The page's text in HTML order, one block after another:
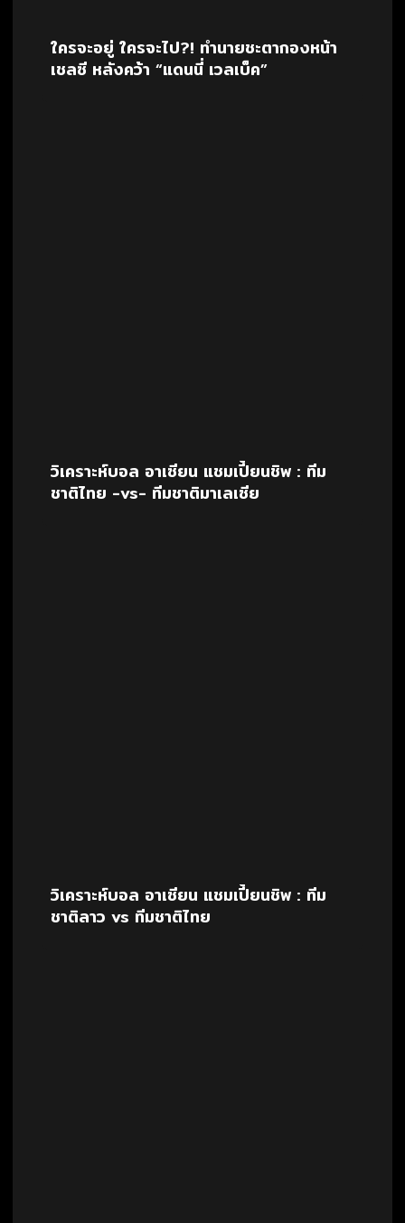
ใครจะอยู่ ใครจะไป?! ทำนายชะตากองหน้า
เชลซี หลังคว้า “แดนนี่ เวลเบ็ค”
วิเคราะห์บอล อาเซียน แชมเปี้ยนชิพ : ทีม
ชาติไทย -vs- ทีมชาติมาเลเซีย
วิเคราะห์บอล อาเซียน แชมเปี้ยนชิพ : ทีม
ชาติลาว vs ทีมชาติไทย